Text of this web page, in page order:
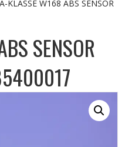
KLASSE W168 ABS SENSOR
SENSOR